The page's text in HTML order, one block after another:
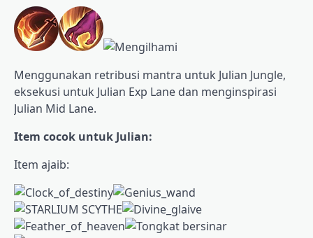
Menggunakan retribusi mantra untuk Julian Jungle,
eksekusi untuk Julian Exp Lane dan menginspirasi
Julian Mid Lane.
Item cocok untuk Julian:
Item ajaib: